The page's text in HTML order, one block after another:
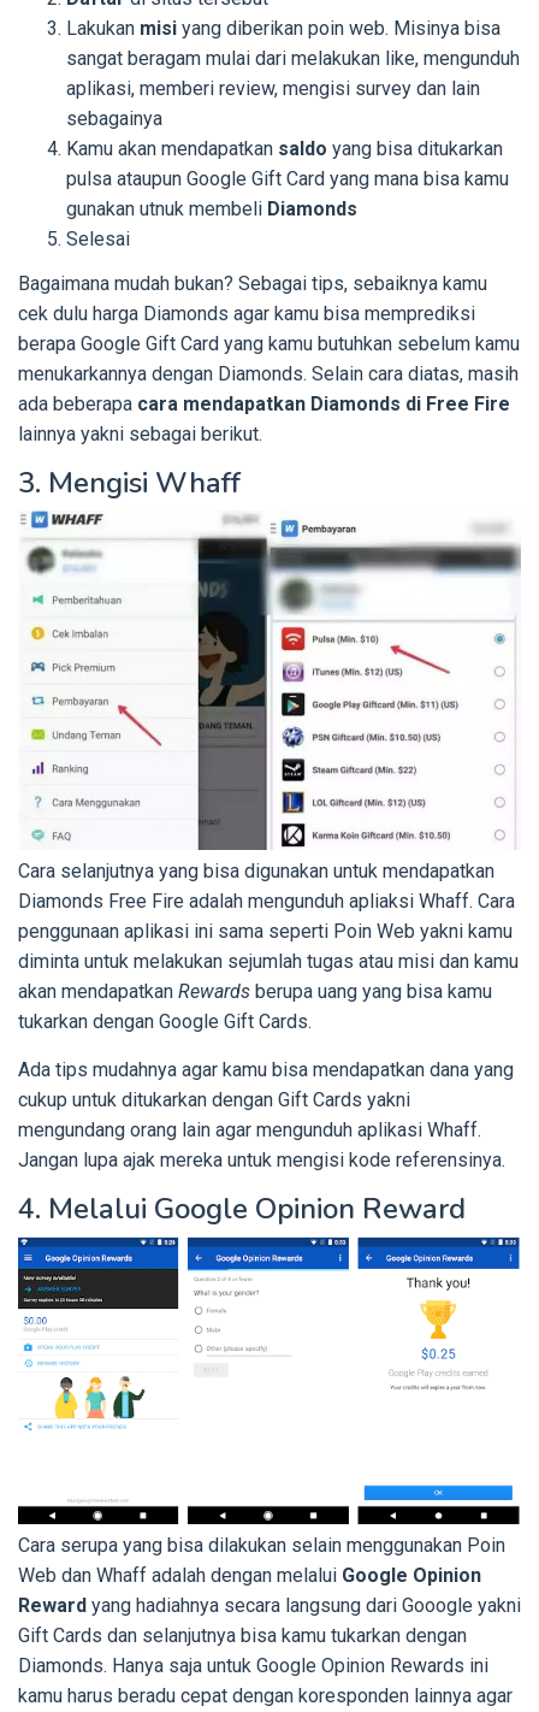
Lakukan misi yang diberikan poin web. Misinya bisa
sangat beragam mulai dari melakukan like, mengunduh
aplikasi, memberi review, mengisi survey dan lain
sebagainya
Kamu akan mendapatkan saldo yang bisa ditukarkan
pulsa ataupun Google Gift Card yang mana bisa kamu
gunakan utnuk membeli Diamonds
Selesai
Bagaimana mudah bukan? Sebagai tips, sebaiknya kamu
cek dulu harga Diamonds agar kamu bisa memprediksi
berapa Google Gift Card yang kamu butuhkan sebelum kamu
menukarkannya dengan Diamonds. Selain cara diatas, masih
ada beberapa cara mendapatkan Diamonds di Free Fire
lainnya yakni sebagai berikut.
3. Mengisi Whaff
Cara selanjutnya yang bisa digunakan untuk mendapatkan
Diamonds Free Fire adalah mengunduh apliaksi Whaff. Cara
penggunaan aplikasi ini sama seperti Poin Web yakni kamu
diminta untuk melakukan sejumlah tugas atau misi dan kamu
akan mendapatkan Rewards berupa uang yang bisa kamu
tukarkan dengan Google Gift Cards.
Ada tips mudahnya agar kamu bisa mendapatkan dana yang
cukup untuk ditukarkan dengan Gift Cards yakni
mengundang orang lain agar mengunduh aplikasi Whaff.
Jangan lupa ajak mereka untuk mengisi kode referensinya.
4. Melalui Google Opinion Reward
Cara serupa yang bisa dilakukan selain menggunakan Poin
Web dan Whaff adalah dengan melalui Google Opinion
Reward yang hadiahnya secara langsung dari Gooogle yakni
Gift Cards dan selanjutnya bisa kamu tukarkan dengan
Diamonds. Hanya saja untuk Google Opinion Rewards ini
kamu harus beradu cepat dengan koresponden lainnya agar